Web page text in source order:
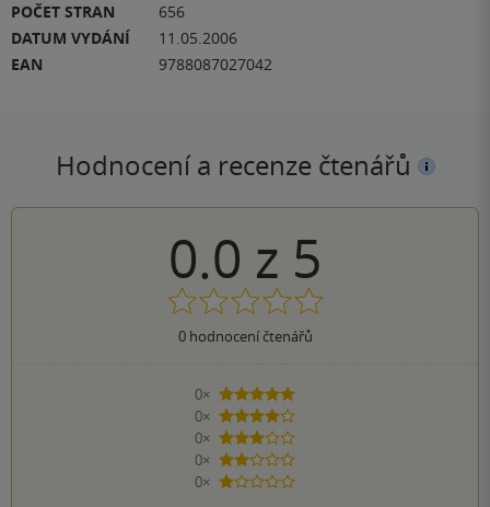
POČET STRAN
656
DATUM VYDÁNÍ
11.05.2006
EAN
9788087027042
Hodnocení a recenze čtenářů
0.0 z 5
0hodnocení čtenářů
0×
5 hvězdiček
0×
4 hvězdičky
0×
3 hvězdičky
0×
2 hvězdičky
0×
1 hvezdička